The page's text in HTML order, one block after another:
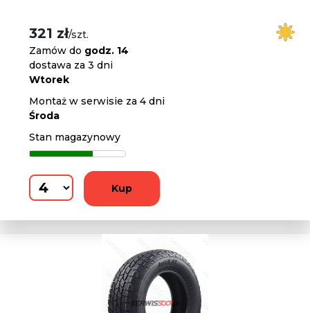
321 zł/szt.
Zamów do godz. 14
dostawa za 3 dni
Wtorek
Montaż w serwisie za 4 dni
Środa
Stan magazynowy
Kup